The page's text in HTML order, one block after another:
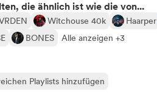
die ähnlich ist wie die von...
Witchouse 40k Haarper
BONES Alle anzeigen +3
Playlists hinzufügen